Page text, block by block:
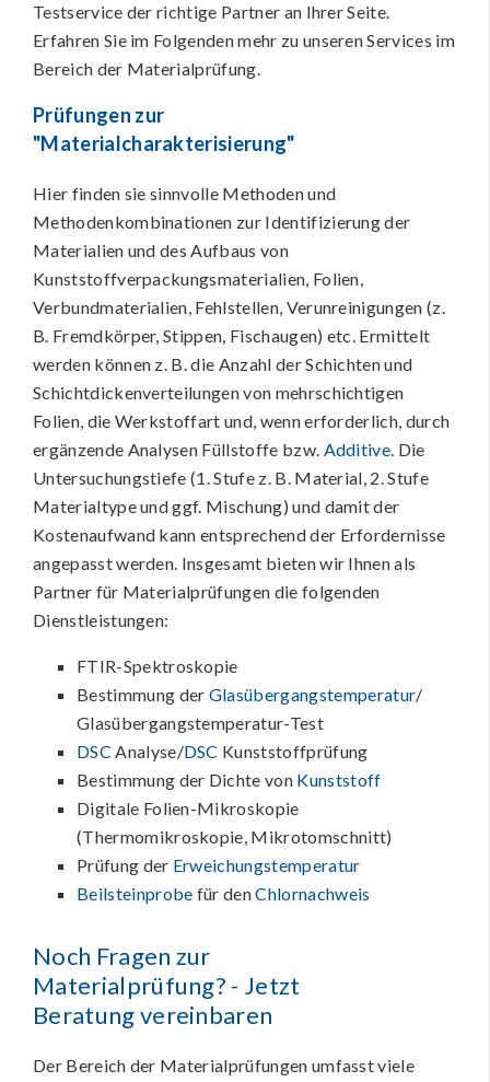
Testservice der richtige Partner an Ihrer Seite.
Erfahren Sie im Folgenden mehr zu unseren Services im
Bereich der Materialprüfung.
Prüfungen zur
"Materialcharakterisierung"
Hier finden sie sinnvolle Methoden und
Methodenkombinationen zur Identifizierung der
Materialien und des Aufbaus von
Kunststoffverpackungsmaterialien, Folien,
Verbundmaterialien, Fehlstellen, Verunreinigungen (z.
B. Fremdkörper, Stippen, Fischaugen) etc. Ermittelt
werden können z. B. die Anzahl der Schichten und
Schichtdickenverteilungen von mehrschichtigen
Folien, die Werkstoffart und, wenn erforderlich, durch
ergänzende Analysen Füllstoffe bzw. Additive. Die
Untersuchungstiefe (1. Stufe z. B. Material, 2. Stufe
Materialtype und ggf. Mischung) und damit der
Kostenaufwand kann entsprechend der Erfordernisse
angepasst werden. Insgesamt bieten wir Ihnen als
Partner für Materialprüfungen die folgenden
Dienstleistungen:
FTIR-Spektroskopie
Bestimmung der Glasübergangstemperatur/
Glasübergangstemperatur-Test
DSC Analyse/DSC Kunststoffprüfung
Bestimmung der Dichte von Kunststoff
Digitale Folien-Mikroskopie
(Thermomikroskopie, Mikrotomschnitt)
Prüfung der Erweichungstemperatur
Beilsteinprobe für denChlornachweis
Noch Fragen zur
Materialprüfung? - Jetzt
Beratung vereinbaren
Der Bereich der Materialprüfungen umfasst viele